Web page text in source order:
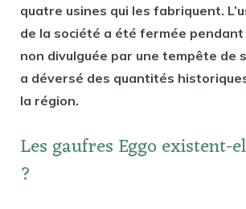
quatre usines qui les fabriquent.
de la société a été fermée
non divulguée par une tempête de
a déversé des quantités
la région.
Les gaufres Eggo existent-
?